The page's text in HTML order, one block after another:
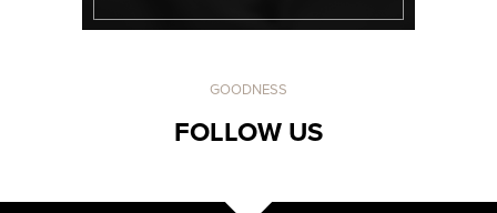
GOODNESS
FOLLOW US